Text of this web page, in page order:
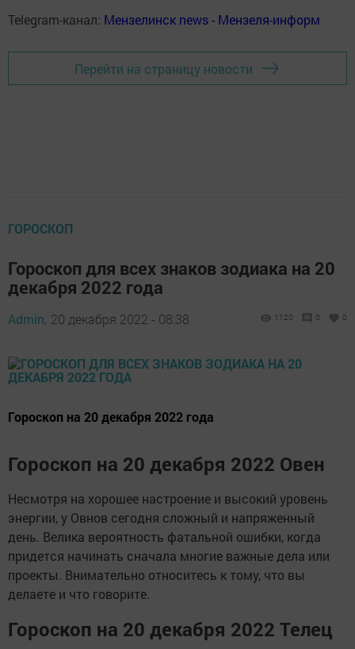
Telegram-канал: Мензелинск news - Мензеля-информ
Перейти на страницу новости
ГОРОСКОП
Гороскоп для всех знаков зодиака на 20
декабря 2022 года
Admin, 20 декабря 2022 - 08:38 1120 0 0
Гороскоп на 20 декабря 2022 года
Гороскоп на 20 декабря 2022 Овен
Несмотря на хорошее настроение и высокий уровень
энергии, у Овнов сегодня сложный и напряженный
день. Велика вероятность фатальной ошибки, когда
придется начинать сначала многие важные дела или
проекты. Внимательно относитесь к тому, что вы
делаете и что говорите.
Гороскоп на 20 декабря 2022 Телец